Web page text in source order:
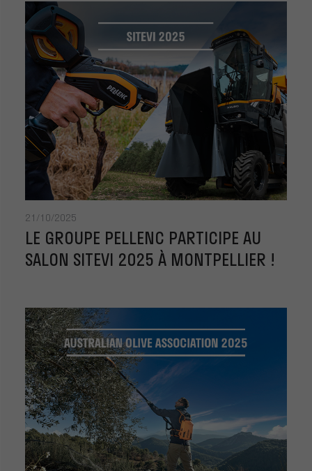
21/10/2025
LE GROUPE PELLENC PARTICIPE AU
SALON SITEVI 2025 À MONTPELLIER !